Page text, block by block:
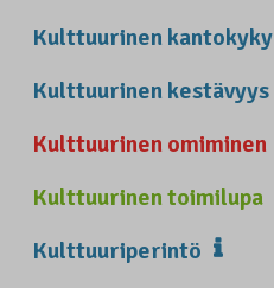
Kulttuurinen kantokyky
Kulttuurinen kestävyys
Kulttuurinen omiminen
Kulttuurinen toimilupa
Kulttuuriperintö